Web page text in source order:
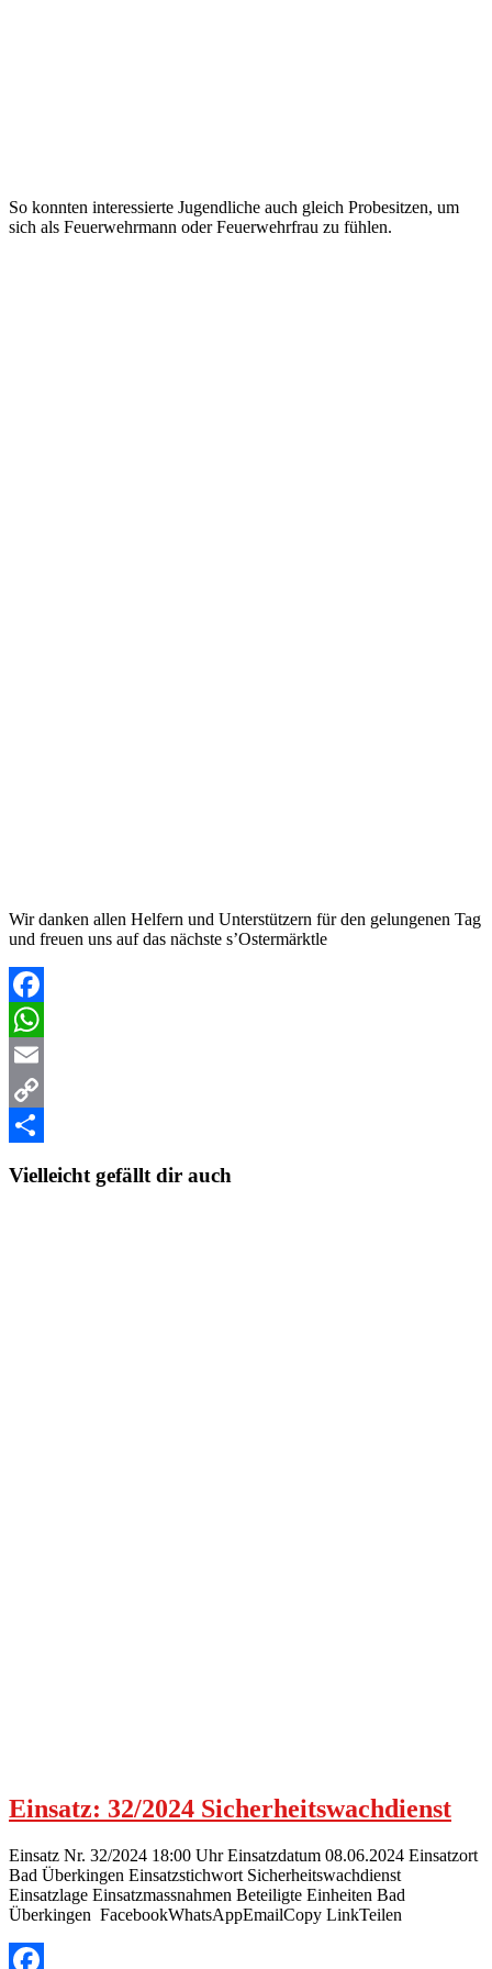
So konnten interessierte Jugendliche auch gleich Probesitzen, um
sich als Feuerwehrmann oder Feuerwehrfrau zu fühlen.
Wir danken allen Helfern und Unterstützern für den gelungenen Tag
und freuen uns auf das nächste s’Ostermärktle
Facebook
WhatsApp
Email
Copy
Vielleicht gefällt dir auch
Einsatz: 32/2024 Sicherheitswachdienst
Einsatz Nr. 32/2024 18:00 Uhr Einsatzdatum 08.06.2024 Einsatzort
Bad Überkingen Einsatzstichwort Sicherheitswachdienst
Einsatzlage Einsatzmassnahmen Beteiligte Einheiten Bad
Überkingen FacebookWhatsAppEmailCopy LinkTeilen